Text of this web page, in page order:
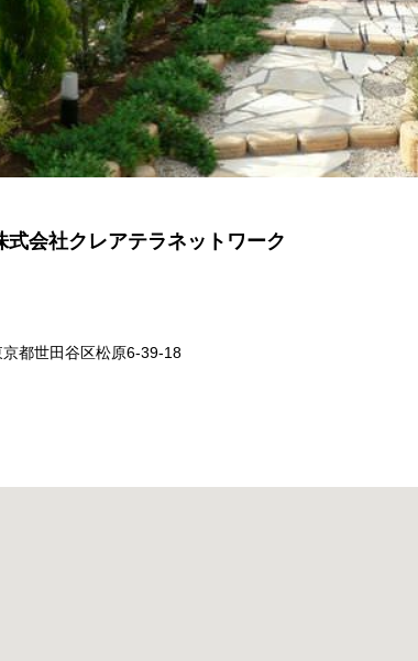
式会社クレアテラネットワーク
都世田谷区松原6-39-18